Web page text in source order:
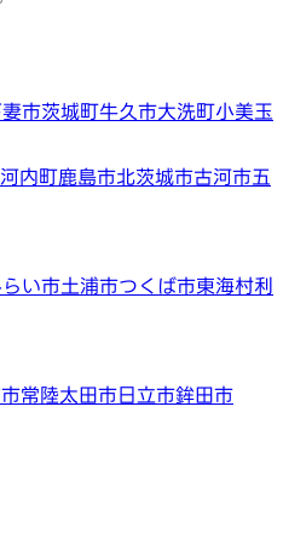
市茨城町牛久市大洗町小美玉
河内町鹿島市北茨城市古河市五
い市土浦市つくば市東海村利
常陸太田市日立市鉾田市